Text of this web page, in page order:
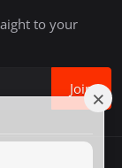
to your
Join